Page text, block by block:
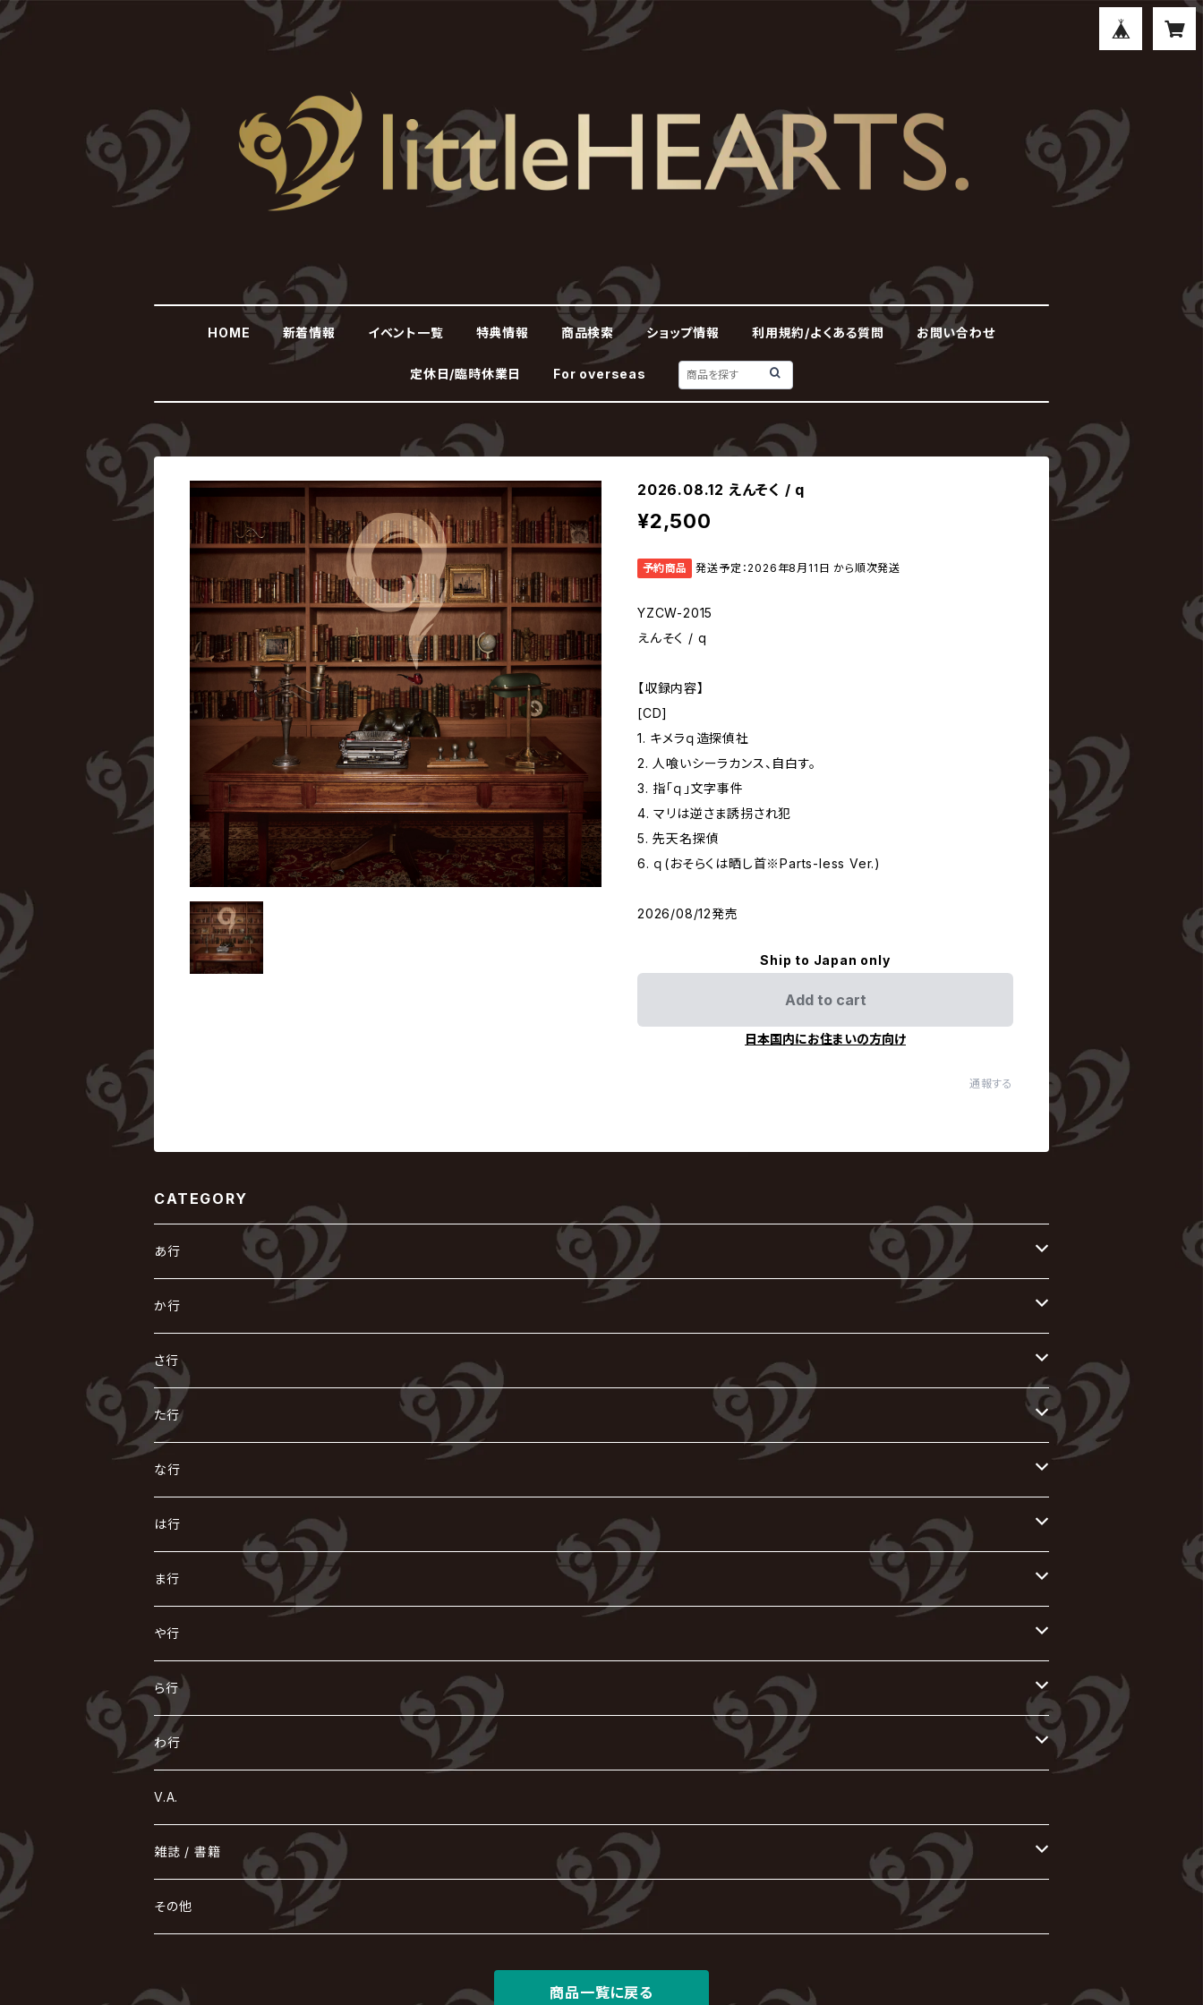
HOME 新着情報 イベント一覧 特典情報 商品検索 ショップ情報 利用規約/よくある質問 お問い合わせ
定休日/臨時休業日 For overseas
2026.08.12 えんそく / q
¥2,500
予約商品 発送予定：2026年8月11日 から順次発送
YZCW-2015
えんそく / q
【収録内容】
[CD]
1. キメラｑ造探偵社
2. 人喰いシーラカンス、自白す。
3. 指「ｑ」文字事件
4. マリは逆さま誘拐され犯
5. 先天名探偵
6. ｑ(おそらくは晒し首※Parts-less Ver.)
2026/08/12発売
Ship to Japan only
Add to cart
日本国内にお住まいの方向け
通報する
CATEGORY
あ行
あ
R指定
AIOLIN
Azavana
Acid Black Cherry
Ashmaze.
い
IKUO
exist†trace
色々な十字架
168 / 葵-168-
う
VIRGE / ヴァージュ
Waive
え
ACE OF SPADES
X JAPAN
LM.C
えんそく
お
AURORIZE
OFIAM
陰陽座
か行
か
怪人二十面奏
Kαin
the GazettE
GOTCHAROCKA
き
KISAKI
キズ
清春
KIRITO / キリト
己龍
く
Crack6
グラビティ
GLAY
gremlins
黒夢
け
[ kei ] / 圭
仮病
Kra
こ
GOATBED
ゴールデンボンバー
コドモドラゴン
さ行
さ
ザアザア
The THIRTEEN
Psycho le Cému
Sadie
XANVALA
し
Zeke Deux
Z CLEAR
J
-真天地開闢集団-ジグザグ
ジグソウ
シド
す
Z CLEAR
超ジャシー
Scarlet Valse
SUGIZO
SPLENDID GOD GIRAFFE
SLAPSLY / CHIYU
せ
ゼラ
零[Hz]
仙台貨物
そ
SOPHIA
ZOMBIE / ぞんび
た行
た
DASEIN
DAIGO
TAKURO
DazzlingBAD
逹瑯
DAVID / SUI / 縁
ち
CHAQLA.
つ
て
D
DIAURA
Develop One's Faculties
DEXCORE
と
東京花嫁
Tourbillon
Dolly
な行
な
NIGHTMARE
NAZARE
に
NiEL
NICOLAS
ぬ
nurié
ね
NETH PRIERE CAIN
NEVERLAND
の
NoGoD
NOCTURNAL BLOODLUST
は行
は
heidi.
H.U.G
BUCK-TICK
薔薇の宮殿
BAROQUE
ひ
HERO
美炎-BIEN-
HIDE-ZOU
ふ
Far East Dizain
Fatüm
FEST VAINQUEUR
Plastic Tree
へ
BabyKingdom
THE BEETHOVEN
HELLBROTH / ヘルブロス
ほ
POIDOL
HOLLOWGRAM
ま行
ま
THE MICRO HEAD 4N'S
MAO / マオ from SID
マツタケワークス
み
未完成アリス
ミスイ
美良政次
む
MUCC / ムック
め
メトロノーム
MERRY / メリー
も
THE MORTAL
や行
や
ヤミテラ / 外道反逆者ヤミテラ
ゆ
YUKIYA / 藤田幸也
ユナイト
よ
ら行
ら
rice
Rides In ReVellion
La'veil MizeriA
り
Leetspeak monsters
Ricky
RENAME
る
Ruiza
れ
わ行
わ
wyse
我が為
V.A.
雑誌 / 書籍
hévn
その他
商品一覧に戻る